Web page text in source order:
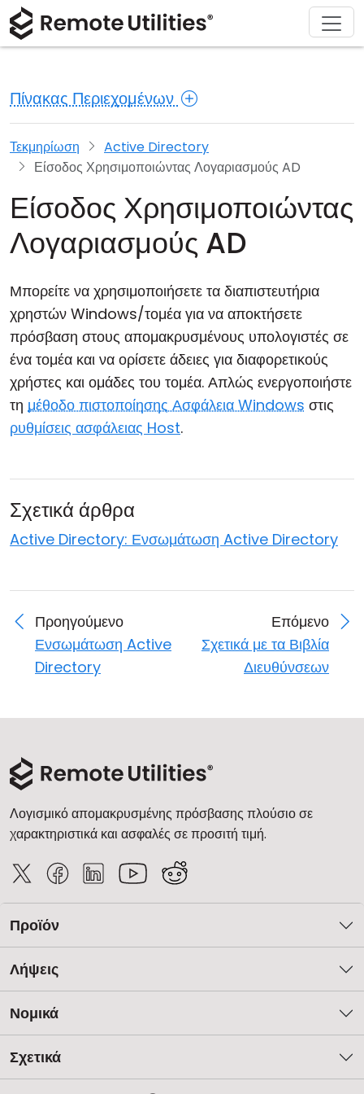
Πίνακας Περιεχομένων
Τεκμηρίωση
Active Directory
Είσοδος Χρησιμοποιώντας Λογαριασμούς AD
Είσοδος Χρησιμοποιώντας
Λογαριασμούς AD
Μπορείτε να χρησιμοποιήσετε τα διαπιστευτήρια
χρηστών Windows/τομέα για να αποκτήσετε
πρόσβαση στους απομακρυσμένους υπολογιστές σε
ένα τομέα και να ορίσετε άδειες για διαφορετικούς
χρήστες και ομάδες του τομέα. Απλώς ενεργοποιήστε
τη μέθοδο πιστοποίησης Ασφάλεια Windows στις
ρυθμίσεις ασφάλειας Host.
Σχετικά άρθρα
Active Directory: Ενσωμάτωση Active Directory
Προηγούμενο
Ενσωμάτωση Active
Directory
Επόμενο
Σχετικά με τα Βιβλία
Διευθύνσεων
Λογισμικό απομακρυσμένης πρόσβασης πλούσιο σε
χαρακτηριστικά και ασφαλές σε προσιτή τιμή.
Προϊόν
Λήψεις
Νομικά
Σχετικά
Προϊόν
Ασφάλεια
Στιγμιότυπα
Τρόποι Σύνδεσης
Μη Επίβλεπτη Πρόσβαση
Υποστήριξη Active Directory
Διαμόρφωση MSI
Cloud & Τοπική Εγκατάσταση
Λύσεις
Κατασκευή και Λιανική
Υγειονομική περίθαλψη
Πληροφορική
Κατέβασμα
macOS
Linux
Αγορά
Βοηθός άδειας χρήσης
Αναβάθμιση της άδειας χρήσης σας
Υποστήριξη
Τεκμηρίωση
Βάση γνώσεων
Σχετικά
Σαλόνι τύπου
Γράψτε μια κριτική